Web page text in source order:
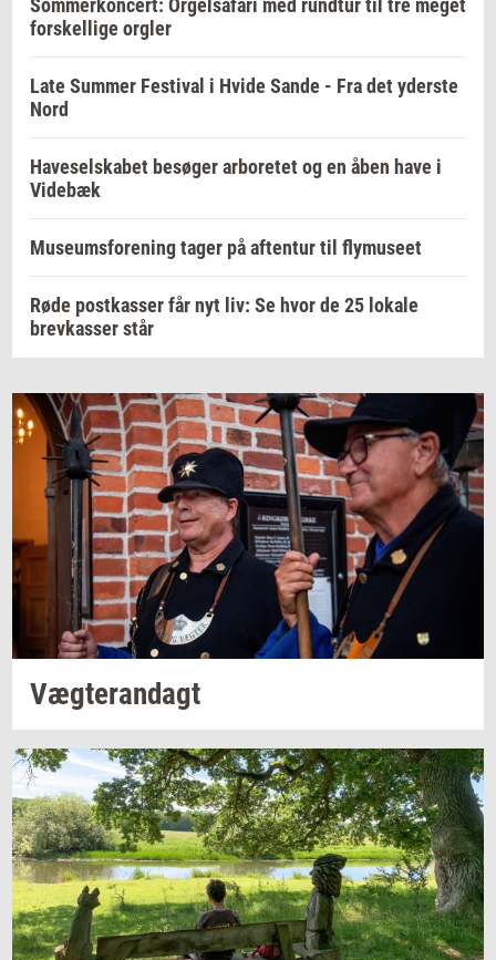
Sommerkoncert: Orgelsafari med rundtur til tre meget
forskellige orgler
Late Summer Festival i Hvide Sande - Fra det yderste
Nord
Haveselskabet besøger arboretet og en åben have i
Videbæk
Museumsforening tager på aftentur til flymuseet
Røde postkasser får nyt liv: Se hvor de 25 lokale
brevkasser står
Væg­te­ran­dagt